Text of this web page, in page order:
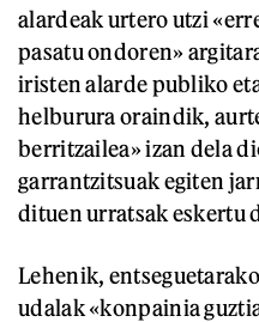
alardeak urtero utzi
pasatu ondoren»
iristen alarde publiko
helburura oraindik,
berritzailea» izan dela
garrantzitsuak egiten
dituen urratsak eskertu
Lehenik,
udalak «konpainia